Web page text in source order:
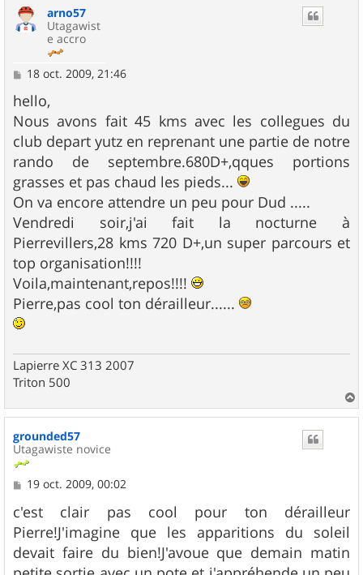
arno57
Utagawist
e accro
M
s
s
a
g
e
18 oct. 2009, 21:46
hello,
Nous avons fait 45 kms avec les collegues du
club depart yutz en reprenant une partie de notre
rando de septembre.680D+,qques portions
grasses et pas chaud les pieds...
On va encore attendre un peu pour Dud .....
Vendredi soir,j'ai fait la nocturne à
Pierrevillers,28 kms 720 D+,un super parcours et
top organisation!!!!
Voila,maintenant,repos!!!!
Pierre,pas cool ton dérailleur......
Lapierre XC 313 2007
Triton 500
a
grounded57
Utagawiste novice
M
s
s
a
g
e
19 oct. 2009, 00:02
c'est clair pas cool pour ton dérailleur
Pierre!J'imagine que les apparitions du soleil
devait faire du bien!J'avoue que demain matin